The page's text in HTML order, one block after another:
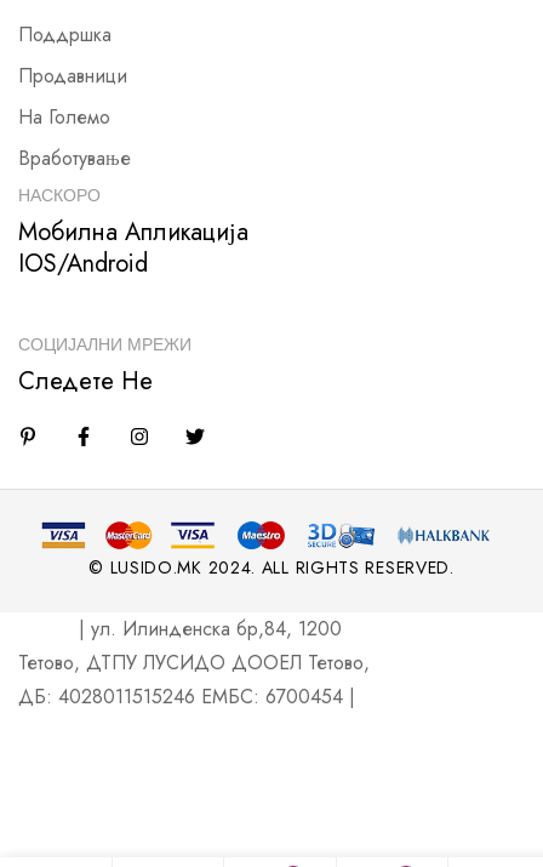
Поддршка
Продавници
На Големо
Вработување
НАСКОРО
Мобилна Апликација
IOS/Android
СОЦИЈАЛНИ МРЕЖИ
Следете Не
© LUSIDO.MK 2024. ALL RIGHTS RESERVED.
| ул. Илинденска бр,84, 1200
Тетово, ДТПУ ЛУСИДО ДООЕЛ Тетово,
ДБ: 4028011515246 ЕМБС: 6700454 |